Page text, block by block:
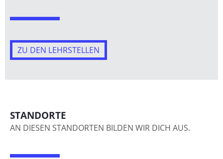
ZU DEN LEHRSTELLEN
STANDORTE
AN DIESEN STANDORTEN BILDEN WIR DICH AUS.